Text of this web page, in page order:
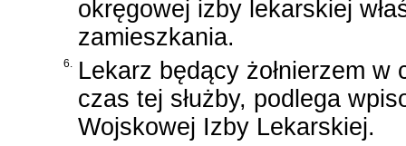
okręgowej izby lekarskiej
zamieszkania.
6. Lekarz będący żołnierzem w
czas tej służby, podlega
Wojskowej Izby Lekarskiej.